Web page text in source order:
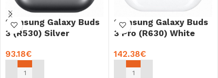
Samsung Galaxy Buds
3 (R530) Silver
93.18€
Samsung Galaxy Buds
3 Pro (R630) White
142.38€